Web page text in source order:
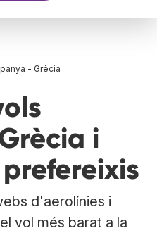
- Grècia
i
d'aerolínies i
vol més barat a la